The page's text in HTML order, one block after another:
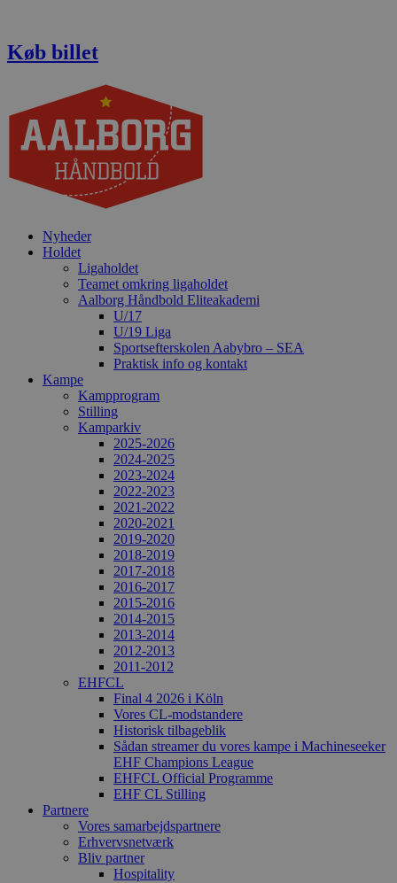
indhold
Køb billet
Nyheder
Holdet
Ligaholdet
Teamet omkring ligaholdet
Aalborg Håndbold Eliteakademi
U/17
U/19 Liga
Sportsefterskolen Aabybro – SEA
Praktisk info og kontakt
Kampe
Kampprogram
Stilling
Kamparkiv
2025-2026
2024-2025
2023-2024
2022-2023
2021-2022
2020-2021
2019-2020
2018-2019
2017-2018
2016-2017
2015-2016
2014-2015
2013-2014
2012-2013
2011-2012
EHFCL
Final 4 2026 i Köln
Vores CL-modstandere
Historisk tilbageblik
Sådan streamer du vores kampe i Machineseeker
EHF Champions League
EHFCL Official Programme
EHF CL Stilling
Partnere
Vores samarbejdspartnere
Erhvervsnetværk
Bliv partner
Hospitality